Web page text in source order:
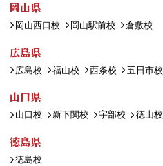
岡山県
岡山西口校 岡山駅前校 倉敷校
広島県
広島校 福山校 西条校 五日市校
山口県
山口校 新下関校 宇部校 徳山校
徳島県
徳島校